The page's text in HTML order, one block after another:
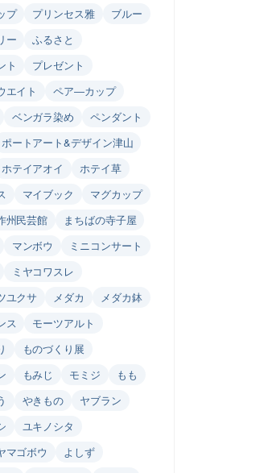
プ
プリンセス雅
ブルー
ー
ふるさと
ト
プレゼント
エイト
ペア―カップ
ベンガラ染め
ペンダント
ポートアート&デザイン津山
ホテイアオイ
ホテイ草
マイブック
マグカップ
州民芸館
まちばの寺子屋
マンボウ
ミニコンサート
ミヤコワスレ
ユクサ
メダカ
メダカ鉢
ス
モーツアルト
ものづくり展
もみじ モミジ
もも
やきもの
ヤブラン
ユキノシタ
マゴボウ
よしず